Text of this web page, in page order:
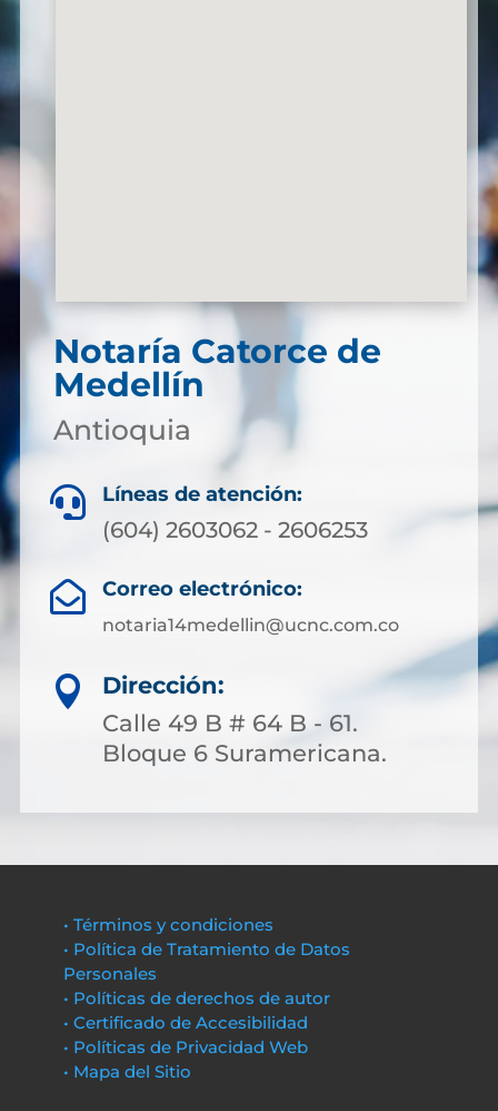
Notaría Catorce de
Medellín
Antioquia
 Líneas de atención:
(604) 2603062 - 2606253
 Correo electrónico:
notaria14medellin@ucnc.com.co

Dirección:
Calle 49 B # 64 B - 61.
Bloque 6 Suramericana.
• Términos y condiciones
• Política de Tratamiento de Datos
Personales
• Políticas de derechos de autor
• Certificado de Accesibilidad
• Políticas de Privacidad Web
• Mapa del Sitio